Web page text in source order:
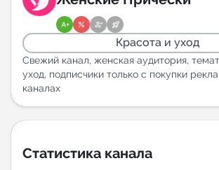
Каталог ботов
Горящие предложения
Индекс читаемости каналов в
Красота и уход
Свежий канал, женская аудитория,
уход, подписчики только с покупки
каналах
Статистика канала